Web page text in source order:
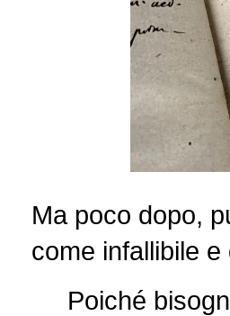
Ma poco dopo,
come infallibile
Poiché